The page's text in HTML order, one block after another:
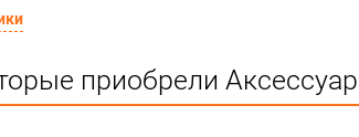
приобрели